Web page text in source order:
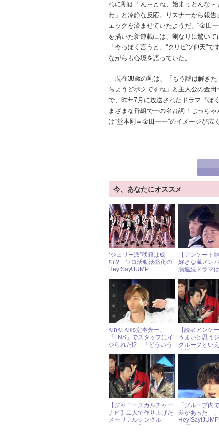
れに剛は「ん～とね、始まっとんな～
わ」と冷静な反応。リスナーから報告
ェックを済ませていたようだ。“金田
を描いた新連載には、剛なりに驚いて
「今っぽく言うと、“クリビツ仰天”で
ながらも心境を語っていた。
現在38歳の剛は、「もう謎は解き
ちょうどボクですね」と主人公の金
で、昨年7月に放送されたドラマ『ぼ
まざまな番組で一の名台詞「じっち
け“堂本剛＝金田一一”のイメージが
今、あなたにオススメ
“ジュリー派”移籍は成
功!? ソロ活動活発化の
Hey!Say!JUMP
【アンケート
好きな嵐メン
演連続ドラマ
KinKi Kids堂本光一、
『FNS』でスタッフにイ
ジられた!? 「どういう
【読者アンケ
うまいと思う
グループとい
【ジャニーズカルチャー
ナビ】二人で作り上げた
メモリアルシングル
「グループ内
差があった」、